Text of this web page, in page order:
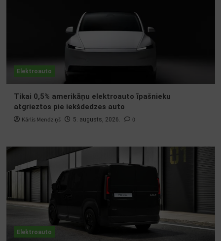
Elektroauto
Tikai 0,5% amerikāņu elektroauto īpašnieku
atgrieztos pie iekšdedzes auto
Kārlis Mendziņš 5. augusts, 2026. 0
Elektroauto